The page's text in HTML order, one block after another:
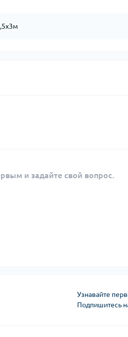
и задайте свой вопрос.
Узнавайте
Подпишитесь